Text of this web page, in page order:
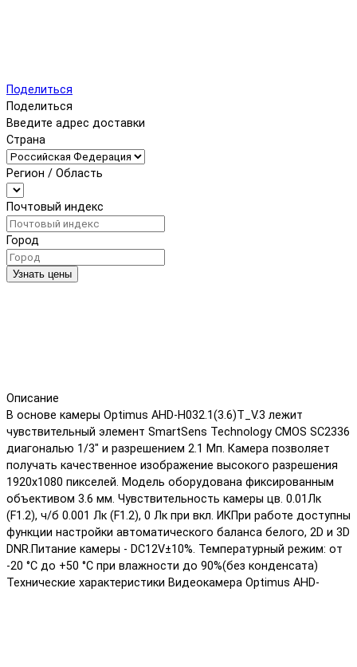
Поделиться
Поделиться
Введите адрес доставки
Страна
Регион / Область
Почтовый индекс
Город
Узнать цены
Описание
В основе камеры Optimus AHD-H032.1(3.6)T_V.3 лежит
чувствительный элемент SmartSens Technology CMOS SC2336
диагональю 1/3" и разрешением 2.1 Мп. Камера позволяет
получать качественное изображение высокого разрешения
1920х1080 пикселей. Модель оборудована фиксированным
объективом 3.6 мм. Чувствительность камеры цв. 0.01Лк
(F1.2), ч/б 0.001 Лк (F1.2), 0 Лк при вкл. ИКПри работе доступны
функции настройки автоматического баланса белого, 2D и 3D
DNR.Питание камеры - DC12V±10%. Температурный режим: от
-20 °С до +50 °С при влажности до 90%(без конденсата)
Технические характеристики Видеокамера Optimus AHD-